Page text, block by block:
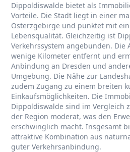
Dippoldiswalde bietet als
Vorteile. Die Stadt liegt in einer
Osterzgebirge und punktet mit
Lebensqualität. Gleichzeitig ist
Verkehrssystem angebunden. Die
wenige Kilometer entfernt und
Anbindung an Dresden und
Umgebung. Die Nähe zur
zudem Zugang zu einem breiten
Einkaufsmöglichkeiten. Die
Dippoldiswalde sind im Vergleich
der Region moderat, was den
erschwinglich macht. Insgesamt
attraktive Kombination aus
guter Verkehrsanbindung.